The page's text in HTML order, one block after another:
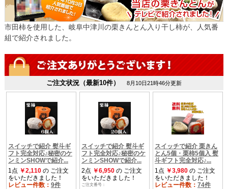
市田柿を使用した、岐阜中津川の栗きんとん入り干し柿が、人気番
組で紹介されました。